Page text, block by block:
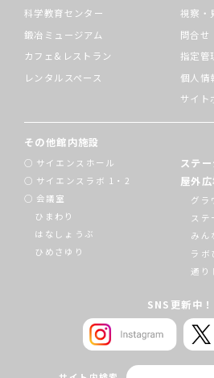
科学教育センター
鍛冶ミュージアム
カフェ&レストラン
レンタルスペース
視察・
問合せ
指定管
個人情
サイト
その他館内施設
サイエンスホール
サイエンスラボ 1・2
会議室
ひまわり
はなしょうぶ
ひめさゆり
ステ
屋外
グラ
ステ
みん
ラボ
通り
SNS更新中！